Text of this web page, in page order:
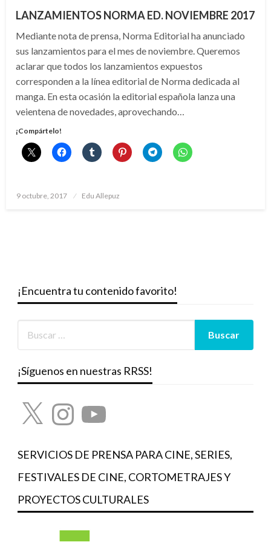
LANZAMIENTOS NORMA ED. NOVIEMBRE 2017
Mediante nota de prensa, Norma Editorial ha anunciado
sus lanzamientos para el mes de noviembre. Queremos
aclarar que todos los lanzamientos expuestos
corresponden a la línea editorial de Norma dedicada al
manga. En esta ocasión la editorial española lanza una
veientena de novedades, aprovechando…
¡Compártelo!
Publicado
9 octubre, 2017 Edu Allepuz
¡Encuentra tu contenido favorito!
¡Síguenos en nuestras RRSS!
X InstagramYouTube
SERVICIOS DE PRENSA PARA CINE, SERIES,
FESTIVALES DE CINE, CORTOMETRAJES Y
PROYECTOS CULTURALES